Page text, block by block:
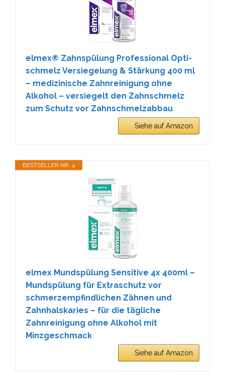
elmex® Zahnspülung Professional Opti-
schmelz Versiegelung & Stärkung 400 ml
– medizinische Zahnreinigung ohne
Alkohol – versiegelt den Zahnschmelz
zum Schutz vor Zahnschmelzabbau
Siehe auf Amazon
BESTSELLER NR. 4
elmex Mundspülung Sensitive 4x 400ml –
Mundspülung für Extraschutz vor
schmerzempfindlichen Zähnen und
Zahnhalskaries – für die tägliche
Zahnreinigung ohne Alkohol mit
Minzgeschmack
Siehe auf Amazon